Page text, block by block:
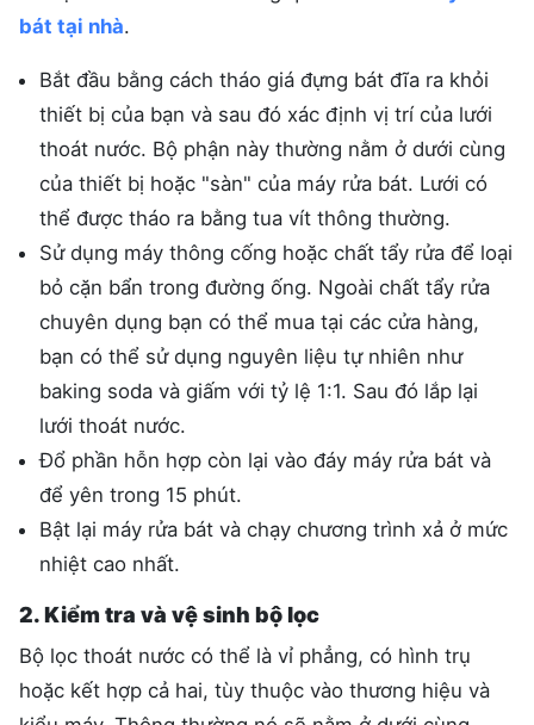
bát tại nhà.
Bắt đầu bằng cách tháo giá đựng bát đĩa ra khỏi
thiết bị của bạn và sau đó xác định vị trí của lưới
thoát nước. Bộ phận này thường nằm ở dưới cùng
của thiết bị hoặc "sàn" của máy rửa bát. Lưới có
thể được tháo ra bằng tua vít thông thường.
Sử dụng máy thông cống hoặc chất tẩy rửa để loại
bỏ cặn bẩn trong đường ống. Ngoài chất tẩy rửa
chuyên dụng bạn có thể mua tại các cửa hàng,
bạn có thể sử dụng nguyên liệu tự nhiên như
baking soda và giấm với tỷ lệ 1:1. Sau đó lắp lại
lưới thoát nước.
Đổ phần hỗn hợp còn lại vào đáy máy rửa bát và
để yên trong 15 phút.
Bật lại máy rửa bát và chạy chương trình xả ở mức
nhiệt cao nhất.
2. Kiểm tra và vệ sinh bộ lọc
Bộ lọc thoát nước có thể là vỉ phẳng, có hình trụ
hoặc kết hợp cả hai, tùy thuộc vào thương hiệu và